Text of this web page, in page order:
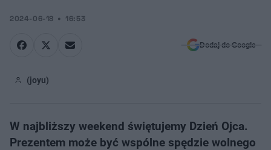
2024-06-18 16:53
Dodaj do Google
(joyu)
W najbliższy weekend świętujemy Dzień Ojca.
Prezentem może być wspólne spędzie wolnego